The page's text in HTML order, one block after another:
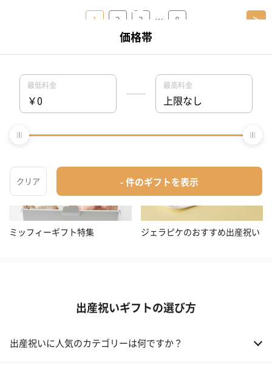
1 2 3 … 8 ＞
女友達に贈る出産祝いプレゼントの人気特集
ミッフィーギフト特集 ジェラピケのおすすめ出産祝い
出産祝いギフトの選び方
出産祝いに人気のカテゴリーは何ですか？